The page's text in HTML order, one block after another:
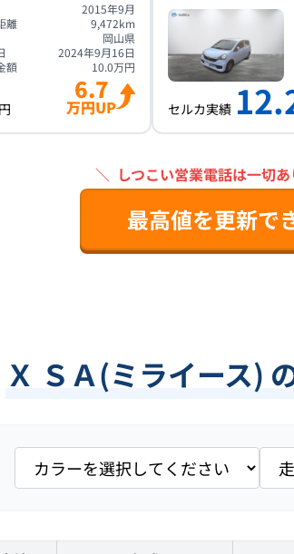
2015年9月
離
9,472km
岡山県
2024年9月16日
額
10.0万円
6.7
万円UP セルカ実績
＼ しつこい営業電話は一切あ
最高値を更新で
Ｘ ＳＡ(ミライース)